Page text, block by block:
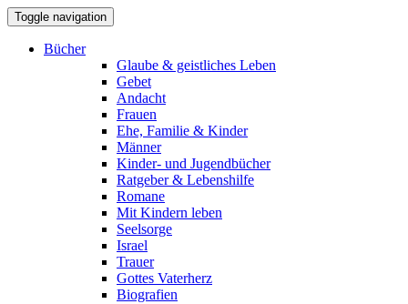
Toggle navigation
Bücher
Glaube & geistliches Leben
Gebet
Andacht
Frauen
Ehe, Familie & Kinder
Männer
Kinder- und Jugendbücher
Ratgeber & Lebenshilfe
Romane
Mit Kindern leben
Seelsorge
Israel
Trauer
Gottes Vaterherz
Biografien